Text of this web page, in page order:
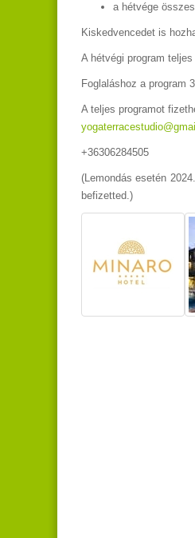
a hétvége
Kiskedvencedet is
A hétvégi program
Foglaláshoz a program
A teljes programot
+36306284505
(Lemondás esetén
befizetted.)